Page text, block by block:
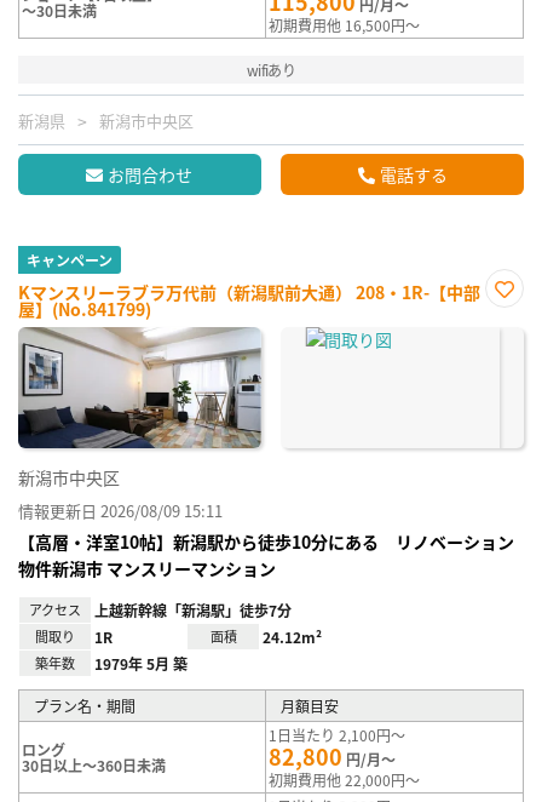
～30日未満
初期費用他 16,500円～
wifiあり
新潟県 新潟市中央区
お問合わせ 電話する
キャンペーン
Kマンスリーラブラ万代前（新潟駅前大通） 208・1R-【中部
屋】(No.841799)
に入
新潟市中央区
情報更新日 2026/08/09 15:11
【高層・洋室10帖】新潟駅から徒歩10分にある リノベーション
物件新潟市 マンスリーマンション
アクセス 上越新幹線「新潟駅」徒歩7分
間取り 1R 面積 24.12m²
築年数 1979年 5月 築
プラン名・期間 月額目安
ロング
30日以上～360日未満
1日当たり 2,100円～
82,800 円/月～
初期費用他 22,000円～